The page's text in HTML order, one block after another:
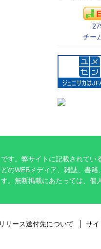
チー
す。弊サイトに記載されてい
のWEBメディア、雑誌、書
。無断掲載にあたっては、個
リリース送付先について サイ